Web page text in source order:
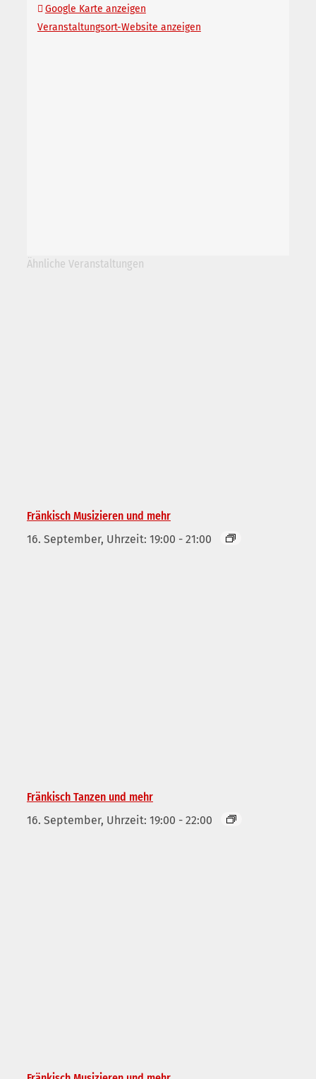
Google Karte anzeigen
Veranstaltungsort-Website anzeigen
Ähnliche Veranstaltungen
Fränkisch Musizieren und mehr
16. September, Uhrzeit: 19:00 - 21:00
Fränkisch Tanzen und mehr
16. September, Uhrzeit: 19:00 - 22:00